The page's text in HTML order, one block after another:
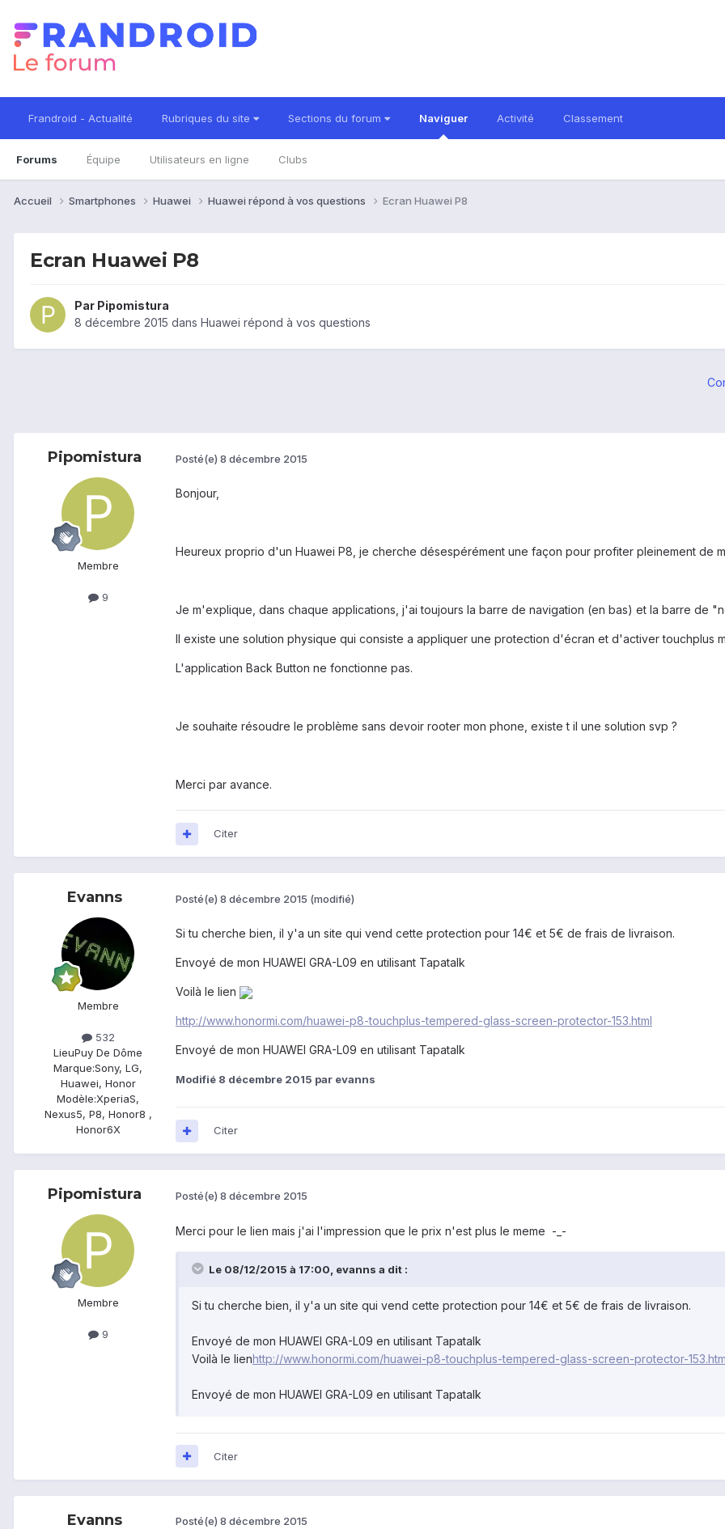
Frandroid - Actualité Rubriques du site Sections du forum Naviguer
Forums Équipe Utilisateurs en ligne Clubs
Activité Classement
Accueil Smartphones Huawei Huawei répond à vos questions Ecran Huawei P8
Ecran Huawei P8
Par Pipomistura
8 décembre 2015 dans Huawei répond à vos questions
Pipomistura
Membre
9
Posté(e) 8 décembre 2015
Bonjour,
Heureux proprio d'un Huawei P8, je cherche désespérément une façon pour profiter pleinement de
Je m'explique, dans chaque applications, j'ai toujours la barre de navigation (en bas) et la barre de
Il existe une solution physique qui consiste a appliquer une protection d'écran et d'activer touchplus
L'application Back Button ne fonctionne pas.
Je souhaite résoudre le problème sans devoir rooter mon phone, existe t il une solution svp ?
Merci par avance.
Citer
Evanns
Membre
532
LieuPuy De Dôme
Marque:Sony, LG,
Huawei, Honor
Modèle:XperiaS,
Nexus5, P8, Honor8 ,
Honor6X
Posté(e) 8 décembre 2015 (modifié)
Si tu cherche bien, il y'a un site qui vend cette protection pour 14€ et 5€ de frais de livraison.
Envoyé de mon HUAWEI GRA-L09 en utilisant Tapatalk
Voilà le lien
http://www.honormi.com/huawei-p8-touchplus-tempered-glass-screen-protector-153.html
Envoyé de mon HUAWEI GRA-L09 en utilisant Tapatalk
Modifié 8 décembre 2015 par evanns
Citer
Pipomistura
Membre
9
Posté(e) 8 décembre 2015
Merci pour le lien mais j'ai l'impression que le prix n'est plus le meme -_-
Le 08/12/2015 à 17:00, evanns a dit :
Si tu cherche bien, il y'a un site qui vend cette protection pour 14€ et 5€ de frais de livraison.
Envoyé de mon HUAWEI GRA-L09 en utilisant Tapatalk
Voilà le lienhttp://www.honormi.com/huawei-p8-touchplus-tempered-glass-screen-protector-
Envoyé de mon HUAWEI GRA-L09 en utilisant Tapatalk
Citer
Evanns Posté(e) 8 décembre 2015